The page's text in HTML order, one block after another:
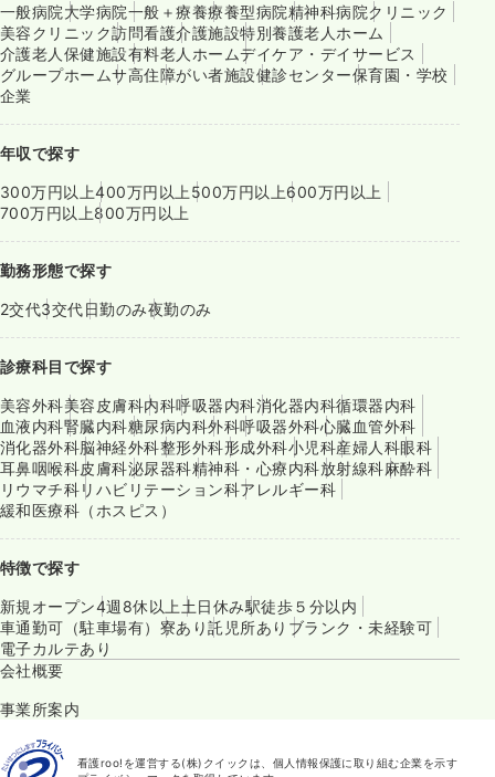
一般病院大学病院一般＋療養療養型病院精神科病院クリニック
美容クリニック訪問看護介護施設特別養護老人ホーム
介護老人保健施設有料老人ホームデイケア・デイサービス
グループホームサ高住障がい者施設健診センター保育園・学校
企業
年収で探す
300万円以上400万円以上 500万円以上600万円以上
700万円以上800万円以上
勤務形態で探す
2交代3交代日勤のみ夜勤のみ
診療科目で探す
美容外科美容皮膚科内科呼吸器内科消化器内科循環器内科
血液内科腎臓内科糖尿病内科外科呼吸器外科心臓血管外科
消化器外科脳神経外科整形外科形成外科小児科産婦人科眼科
耳鼻咽喉科皮膚科泌尿器科精神科・心療内科放射線科麻酔科
リウマチ科リハビリテーション科アレルギー科
緩和医療科（ホスピス）
特徴で探す
新規オープン4週8休以上 土日休み駅徒歩５分以内
車通勤可（駐車場有） 寮あり託児所あり ブランク・未経験可
電子カルテあり
会社概要
事業所案内
看護roo!を運営する(株)クイックは、個人情報保護に取り組む企業を示す